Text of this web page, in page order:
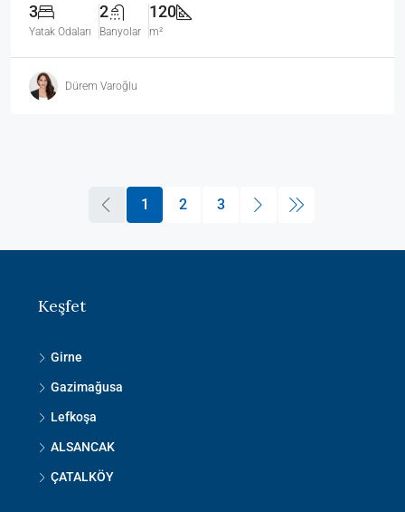
3
Yatak Odaları
2
Banyolar
120
m²
Dürem Varoğlu
1 2 3
Keşfet
Girne
Gazimağusa
Lefkoşa
ALSANCAK
ÇATALKÖY